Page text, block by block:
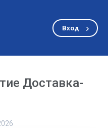
Вход
Доставка-